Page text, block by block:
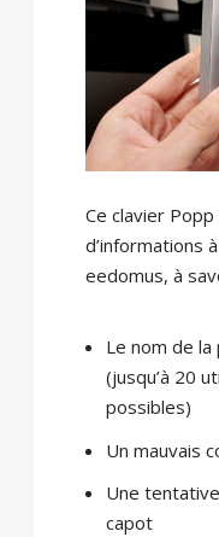
Ce clavier
d’informations
eedomus, à
Le nom de
(jusqu’à 20
possibles)
Un mauvais
Une
capot